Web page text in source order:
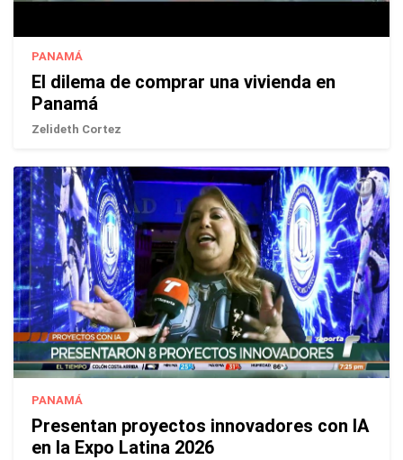
PANAMÁ
El dilema de comprar una vivienda en
Panamá
Zelideth Cortez
PANAMÁ
Presentan proyectos innovadores con IA
en la Expo Latina 2026